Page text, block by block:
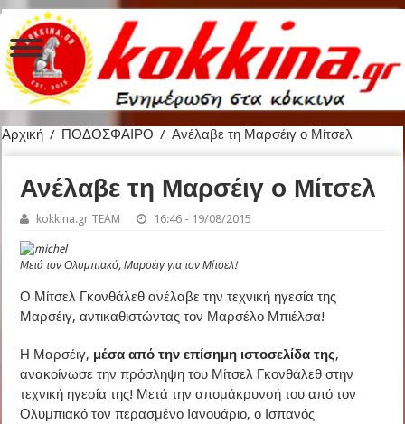
Αρχική / ΠΟΔΟΣΦΑΙΡΟ / Ανέλαβε τη Μαρσέιγ ο Μίτσελ
Ανέλαβε τη Μαρσέιγ ο Μίτσελ
kokkina.gr TEAM 16:46 - 19/08/2015
Μετά τον Ολυμπιακό, Μαρσέιγ για τον Μίτσελ!
Ο Μίτσελ Γκονθάλεθ ανέλαβε την τεχνική ηγεσία της
Μαρσέιγ, αντικαθιστώντας τον Μαρσέλο Μπιέλσα!
Η Μαρσέιγ, μέσα από την επίσημη ιστοσελίδα της,
ανακοίνωσε την πρόσληψη του Μίτσελ Γκονθάλεθ στην
τεχνική ηγεσία της! Μετά την απομάκρυνσή του από τον
Ολυμπιακό τον περασμένο Ιανουάριο, ο Ισπανός